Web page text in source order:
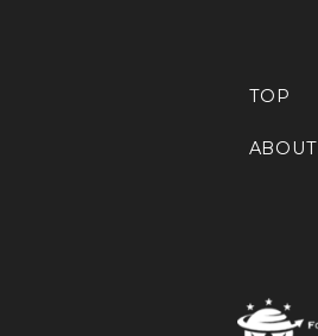
TOP
ABOUT